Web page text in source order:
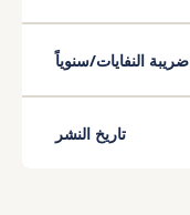
ضريبة النفايات/سنوياً
تاريخ النشر